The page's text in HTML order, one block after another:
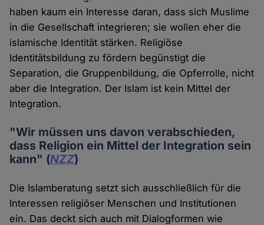
haben kaum ein Interesse daran, dass sich Muslime
in die Gesellschaft integrieren; sie wollen eher die
islamische Identität stärken. Religiöse
Identitätsbildung zu fördern begünstigt die
Separation, die Gruppenbildung, die Opferrolle, nicht
aber die Integration. Der Islam ist kein Mittel der
Integration.
"Wir müssen uns davon verabschieden,
dass Religion ein Mittel der Integration sein
kann" (NZZ)
Die Islamberatung setzt sich ausschließlich für die
Interessen religiöser Menschen und Institutionen
ein. Das deckt sich auch mit Dialogformen wie